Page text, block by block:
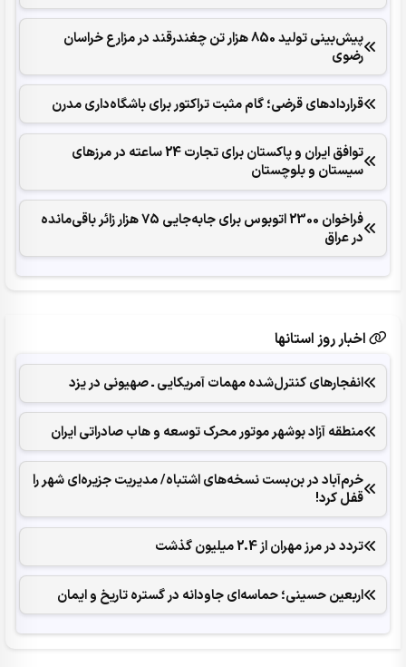
پیش‌بینی تولید 850 هزار تن چغندرقند در مزارع خراسان
رضوی
قراردادهای قرضی؛ گام مثبت تراکتور برای باشگاه‌داری مدرن
توافق ایران و پاکستان برای تجارت 24 ساعته در مرزهای
سیستان و بلوچستان
فراخوان 2300 اتوبوس برای جابه‌جایی 75 هزار زائر باقی‌مانده
در عراق
اخبار روز استانها
انفجارهای ‌کنترل‌شده ‌مهمات آمریکایی ـ صهیونی در یزد
منطقه آزاد بوشهر موتور محرک توسعه و هاب صادراتی ایران
خرم‌آباد در بن‌بست نسخه‌های اشتباه/ مدیریت جزیره‌ای شهر را
قفل کرد‌!
تردد در مرز مهران از 2.4 میلیون گذشت
اربعین حسینی؛ حماسه‌ای جاودانه در گستره تاریخ و ایمان